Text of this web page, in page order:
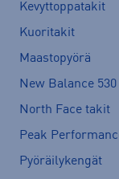
Kevyttoppatakit
Kuoritakit
Maastopyörä
New Balance 530
North Face takit
Peak
Pyöräilykengät